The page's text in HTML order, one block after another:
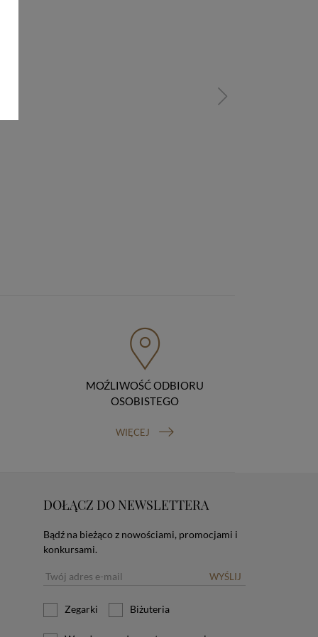
MOŹLIWOŚĆ ODBIORU
OSOBISTEGO
WIĘCEJ
DOŁĄCZ DO NEWSLETTERA
Bądź na bieżąco z nowościami, promocjami i
konkursami.
WYŚLIJ
Zegarki Biżuteria